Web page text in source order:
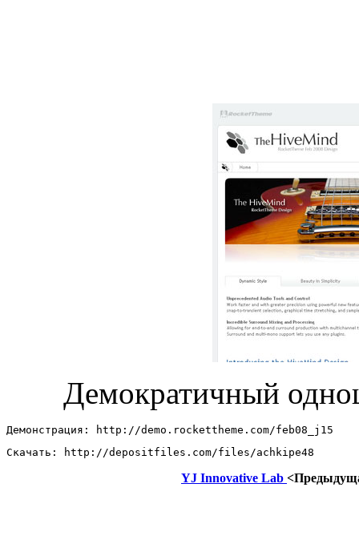
Демократичный
Демонстрация: http://demo.rockettheme.com/feb08_j15
Скачать: http://depositfiles.com/files/achkipe48
YJ Innovative Lab